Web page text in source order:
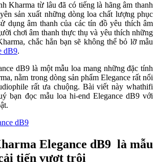
Kharma từ lâu đã có tiếng là hãng âm thanh
sản xuất những dòng loa chất lượng phục
dụng âm thanh của các tín đồ yêu thích âm
chơi âm thanh thực thụ và yêu thích những
chắc hẳn bạn sẽ không thể bỏ lỡ mẫu
dB9.
dB9 là một mẫu loa mang những đặc tính
nằm trong dòng sản phẩm Elegance rất nổi
rất ưa chuộng. Bài viết này whathifi
bạn đọc mẫu loa hi-end Elegance dB9 với
Elegance dB9 là mẫu
tiến vượt trội